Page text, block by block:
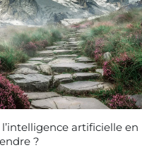
artificielle en
?